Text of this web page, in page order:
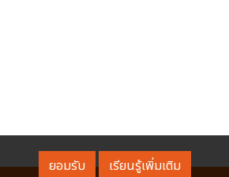
ยอมรับ เรียนรู้เพิ่มเติม